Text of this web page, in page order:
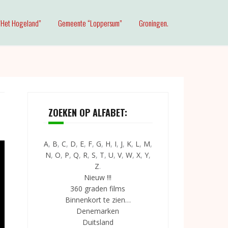
Hogeland” Gemeente “Loppersum” Groningen.
ZOEKEN OP ALFABET:
A, B, C, D, E, F, G, H, I, J, K, L, M,
N, O, P, Q, R, S, T, U, V, W, X, Y,
Z.
Nieuw !!!
360 graden films
Binnenkort te zien…
Denemarken
Duitsland